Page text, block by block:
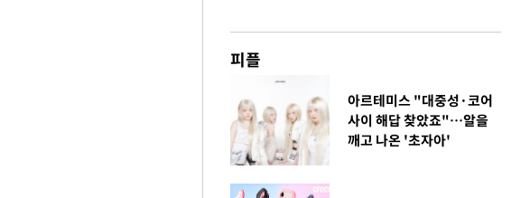
피플
아르테미스 "대중성·코어
사이 해답 찾았죠"…알을
깨고 나온 '초자아'